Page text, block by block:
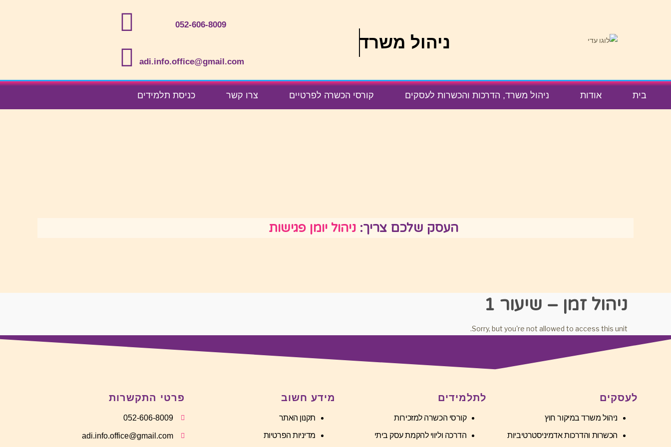
ניהול משרד
052-606-8009
adi.info.office@gmail.com
בית אודות ניהול משרד, הדרכות והכשרות לעסקים קורסי הכשרה לפרטיים צרו קשר כניסת תלמידים
העסק שלכם צריך: ניהול יומן פגישות
ניהול זמן – שיעור 1
Sorry, but you're not allowed to access this unit.
לעסקים
ניהול משרד במיקור חוץ
הכשרות והדרכות אדמיניסטרטיביות
לתלמידים
קורסי הכשרה למזכירות
הדרכה וליווי להקמת עסק ביתי
מידע חשוב
תקנון האתר
מדיניות הפרטיות
פרטי התקשרות
052-606-8009
adi.info.office@gmail.com